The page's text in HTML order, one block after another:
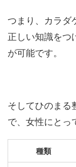
つまり、カラダ
正しい知識をつ
が可能です。
そしてひのまる
で、女性にとっ
種類